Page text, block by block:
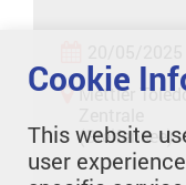
Mettler
(Greifensee)
Cookie
This website
user